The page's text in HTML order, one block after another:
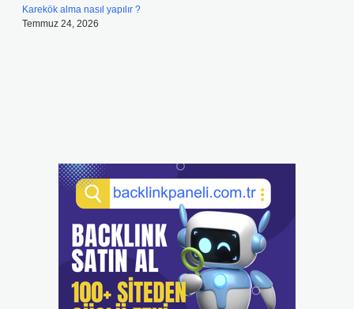
Karekök alma nasıl yapılır ?
Temmuz 24, 2026